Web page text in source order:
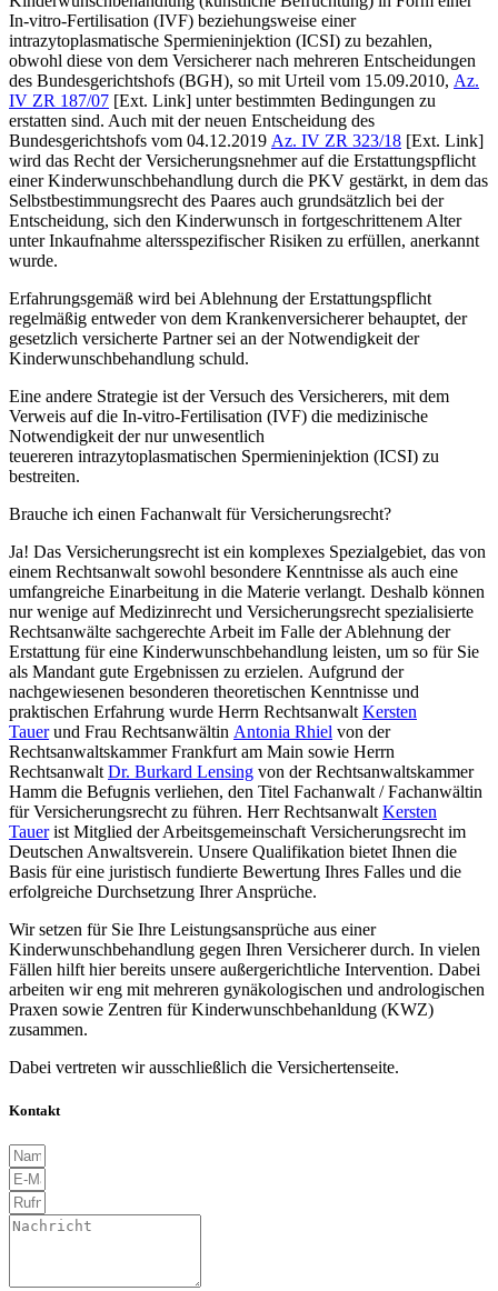
In-vitro-Fertilisation (IVF) beziehungsweise einer
intrazytoplasmatische Spermieninjektion (ICSI) zu bezahlen,
obwohl diese von dem Versicherer nach mehreren Entscheidungen
des Bundesgerichtshofs (BGH), so mit Urteil vom 15.09.2010, Az.
IV ZR 187/07 [Ext. Link] unter bestimmten Bedingungen zu
erstatten sind. Auch mit der neuen Entscheidung des
Bundesgerichtshofs vom 04.12.2019 Az. IV ZR 323/18 [Ext. Link]
wird das Recht der Versicherungsnehmer auf die Erstattungspflicht
einer Kinderwunschbehandlung durch die PKV gestärkt, in dem das
Selbstbestimmungsrecht des Paares auch grundsätzlich bei der
Entscheidung, sich den Kinderwunsch in fortgeschrittenem Alter
unter Inkaufnahme altersspezifischer Risiken zu erfüllen, anerkannt
wurde.
Erfahrungsgemäß wird bei Ablehnung der Erstattungspflicht
regelmäßig entweder von dem Krankenversicherer behauptet, der
gesetzlich versicherte Partner sei an der Notwendigkeit der
Kinderwunschbehandlung schuld.
Eine andere Strategie ist der Versuch des Versicherers, mit dem
Verweis auf die In-vitro-Fertilisation (IVF) die medizinische
Notwendigkeit der nur unwesentlich
teuereren intrazytoplasmatischen Spermieninjektion (ICSI) zu
bestreiten.
Brauche ich einen Fachanwalt für Versicherungsrecht?
Ja! Das Versicherungsrecht ist ein komplexes Spezialgebiet, das von
einem Rechtsanwalt sowohl besondere Kenntnisse als auch eine
umfangreiche Einarbeitung in die Materie verlangt. Deshalb können
nur wenige auf Medizinrecht und Versicherungsrecht spezialisierte
Rechtsanwälte sachgerechte Arbeit im Falle der Ablehnung der
Erstattung für eine Kinderwunschbehandlung leisten, um so für Sie
als Mandant gute Ergebnissen zu erzielen. Aufgrund der
nachgewiesenen besonderen theoretischen Kenntnisse und
praktischen Erfahrung wurde Herrn Rechtsanwalt Kersten
Tauerund Frau Rechtsanwältin Antonia Rhiel von der
Rechtsanwaltskammer Frankfurt am Main sowie Herrn
Rechtsanwalt Dr. Burkard Lensing von der Rechtsanwaltskammer
Hamm die Befugnis verliehen, den Titel Fachanwalt / Fachanwältin
für Versicherungsrecht zu führen. Herr Rechtsanwalt Kersten
Tauerist Mitglied der Arbeitsgemeinschaft Versicherungsrecht im
Deutschen Anwaltsverein. Unsere Qualifikation bietet Ihnen die
Basis für eine juristisch fundierte Bewertung Ihres Falles und die
erfolgreiche Durchsetzung Ihrer Ansprüche.
Wir setzen für Sie Ihre Leistungsansprüche aus einer
Kinderwunschbehandlung gegen Ihren Versicherer durch. In vielen
Fällen hilft hier bereits unsere außergerichtliche Intervention. Dabei
arbeiten wir eng mit mehreren gynäkologischen und andrologischen
Praxen sowie Zentren für Kinderwunschbehanldung (KWZ)
zusammen.
Dabei vertreten wir ausschließlich die Versichertenseite.
Kontakt